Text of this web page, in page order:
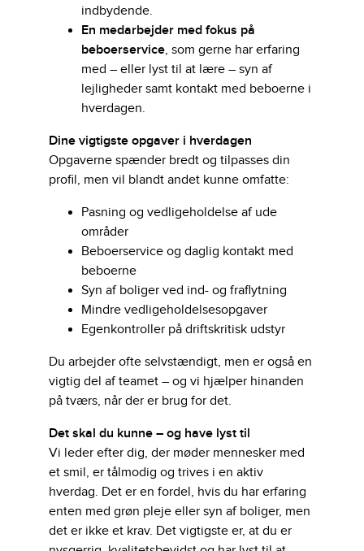
indbydende.
En medarbejder med fokus på
beboerservice, som gerne har erfaring
med – eller lyst til at lære – syn af
lejligheder samt kontakt med beboerne i
hverdagen.
Dine vigtigste opgaver i hverdagen
Opgaverne spænder bredt og tilpasses din
profil, men vil blandt andet kunne omfatte:
Pasning og vedligeholdelse af ude
områder
Beboerservice og daglig kontakt med
beboerne
Syn af boliger ved ind- og fraflytning
Mindre vedligeholdelsesopgaver
Egenkontroller på driftskritisk udstyr
Du arbejder ofte selvstændigt, men er også en
vigtig del af teamet – og vi hjælper hinanden
på tværs, når der er brug for det.
Det skal du kunne – og have lyst til
Vi leder efter dig, der møder mennesker med
et smil, er tålmodig og trives i en aktiv
hverdag. Det er en fordel, hvis du har erfaring
enten med grøn pleje eller syn af boliger, men
det er ikke et krav. Det vigtigste er, at du er